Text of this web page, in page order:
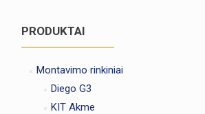
PRODUKTAI
Montavimo rinkiniai
Diego G3
KIT Akme